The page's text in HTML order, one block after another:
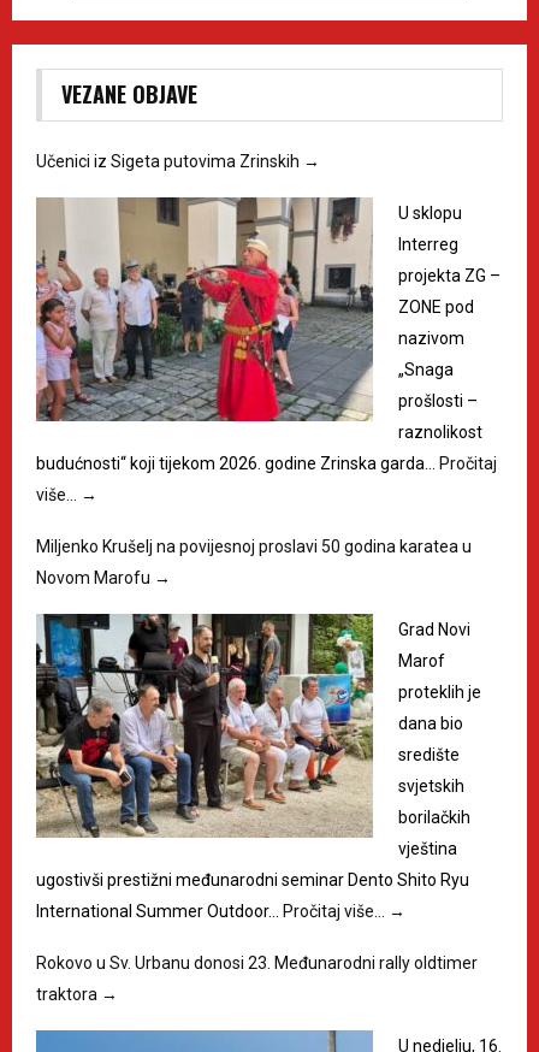
VEZANE OBJAVE
Učenici iz Sigeta putovima Zrinskih →
U sklopu
Interreg
projekta ZG –
ZONE pod
nazivom
„Snaga
prošlosti –
raznolikost
budućnosti“ koji tijekom 2026. godine Zrinska garda… Pročitaj
više… →
Miljenko Krušelj na povijesnoj proslavi 50 godina karatea u
Novom Marofu →
Grad Novi
Marof
proteklih je
dana bio
središte
svjetskih
borilačkih
vještina
ugostivši prestižni međunarodni seminar Dento Shito Ryu
International Summer Outdoor… Pročitaj više… →
Rokovo u Sv. Urbanu donosi 23. Međunarodni rally oldtimer
traktora →
U nedjelju, 16.